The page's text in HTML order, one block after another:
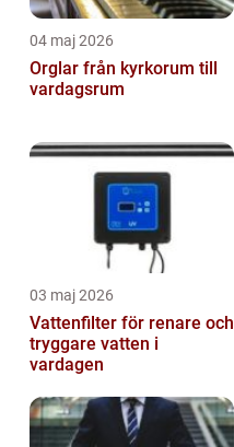
04 maj 2026
Orglar från kyrkorum till
vardagsrum
03 maj 2026
Vattenfilter för renare och
tryggare vatten i
vardagen